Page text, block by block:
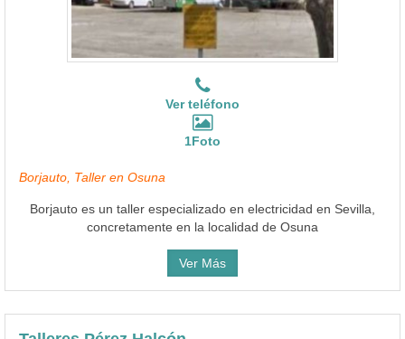
Ver teléfono
1Foto
Borjauto, Taller en Osuna
Borjauto es un taller especializado en electricidad en Sevilla,
concretamente en la localidad de Osuna
Ver Más